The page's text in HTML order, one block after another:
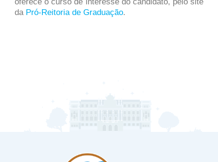
da Pró-Reitoria de Graduação.